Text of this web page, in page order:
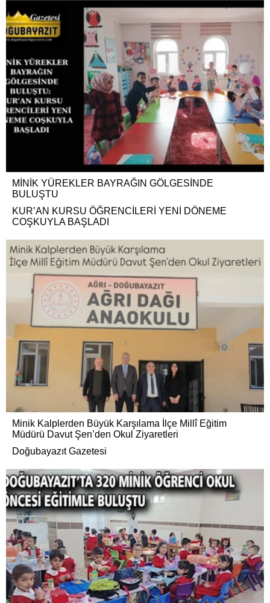
MİNİK YÜREKLER BAYRAĞIN GÖLGESİNDE
BULUŞTU
KUR’AN KURSU ÖĞRENCİLERİ YENİ DÖNEME
COŞKUYLA BAŞLADI
Minik Kalplerden Büyük Karşılama İlçe Millî Eğitim
Müdürü Davut Şen’den Okul Ziyaretleri
Doğubayazıt Gazetesi